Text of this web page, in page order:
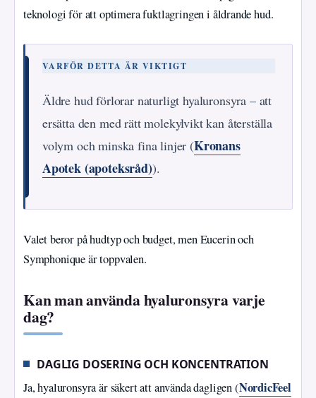
teknologi för att optimera fuktlagringen i åldrande hud.
VARFÖR DETTA ÄR VIKTIGT
Äldre hud förlorar naturligt hyaluronsyra – att
ersätta den med rätt molekylvikt kan återställa
volym och minska fina linjer (Kronans
Apotek (apoteksråd)).
Valet beror på hudtyp och budget, men Eucerin och
Symphonique är toppvalen.
Kan man använda hyaluronsyra varje
dag?
DAGLIG DOSERING OCH KONCENTRATION
Ja, hyaluronsyra är säkert att använda dagligen (NordicFeel